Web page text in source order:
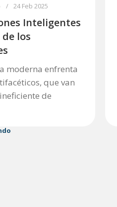
24 Feb 2025
Inteligentes
los
moderna enfrenta
que van
de